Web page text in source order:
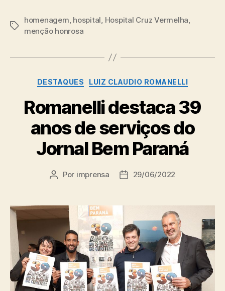
Tags
homenagem, hospital, Hospital Cruz Vermelha,
menção honrosa
Categorias
DESTAQUES LUIZ CLAUDIO ROMANELLI
Romanelli destaca 39
anos de serviços do
Jornal Bem Paraná
Autor
Por imprensa
Data29/06/2022